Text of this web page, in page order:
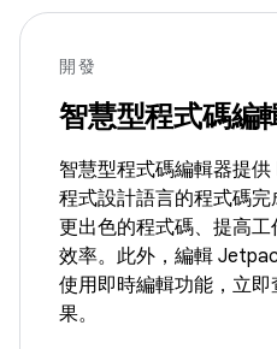
開發
智慧型程式碼編
智慧型程式碼編輯器提
程式設計語言的程式碼
更出色的程式碼、提高
效率。此外，編輯
使用即時編輯功能，立
果。